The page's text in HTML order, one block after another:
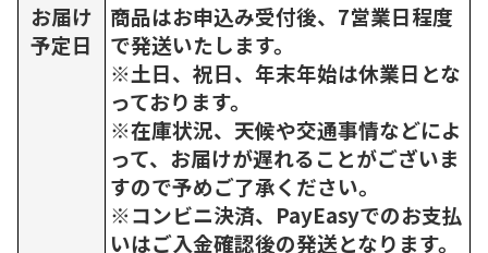
お届け
予定日
商品はお申込み受付後、7営業日程度
で発送いたします。
※土日、祝日、年末年始は休業日とな
っております。
※在庫状況、天候や交通事情などによ
って、お届けが遅れることがございま
すので予めご了承ください。
※コンビニ決済、PayEasyでのお支払
いはご入金確認後の発送となります。